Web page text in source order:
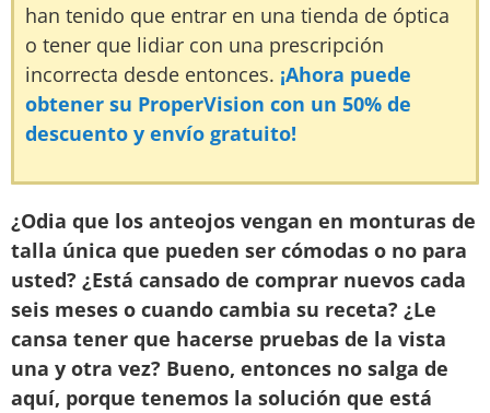
han tenido que entrar en una tienda de óptica
o tener que lidiar con una prescripción
incorrecta desde entonces. ¡Ahora puede
obtener su ProperVision con un 50% de
descuento y envío gratuito!
¿Odia que los anteojos vengan en monturas de
talla única que pueden ser cómodas o no para
usted? ¿Está cansado de comprar nuevos cada
seis meses o cuando cambia su receta? ¿Le
cansa tener que hacerse pruebas de la vista
una y otra vez? Bueno, entonces no salga de
aquí, porque tenemos la solución que está